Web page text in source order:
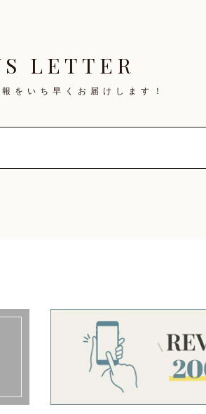
LETTER
を いち早くお届けします！